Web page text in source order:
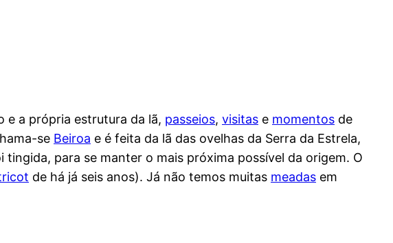
e a própria estrutura da lã, passeios, visitas e momentos de
se Beiroa e é feita da lã das ovelhas da Serra da Estrela,
para se manter o mais próxima possível da origem. O
de há já seis anos). Já não temos muitas meadas em